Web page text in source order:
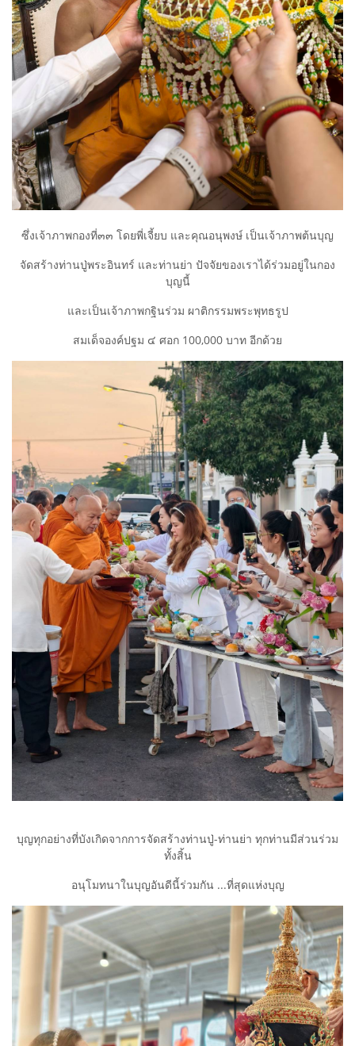
ซึ่งเจ้าภาพกองที่๓๓ โดยพี่เจี้ยบ และคุณอนุพงษ์ เป็นเจ้าภาพต้นบุญ
จัดสร้างท่านปู่พระอินทร์ และท่านย่า ปัจจัยของเราได้ร่วมอยู่ในกอง
บุญนี้
และเป็นเจ้าภาพกฐินร่วม ผาติกรรมพระพุทธรูป
สมเด็จองค์ปฐม ๔ ศอก 100,000 บาท อีกด้วย
บุญทุกอย่างที่บังเกิดจากการจัดสร้างท่านปู่-ท่านย่า ทุกท่านมีส่วนร่วม
ทั้งสิ้น
อนุโมทนาในบุญอันดีนี้ร่วมกัน ...ที่สุดแห่งบุญ